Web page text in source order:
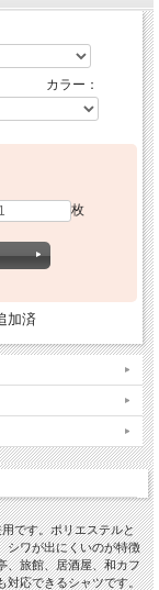
カラー：
枚
加済
です。ポリエステルと
シワが出にくいのが特徴
、旅館、居酒屋、和カフ
対応できるシャツです。